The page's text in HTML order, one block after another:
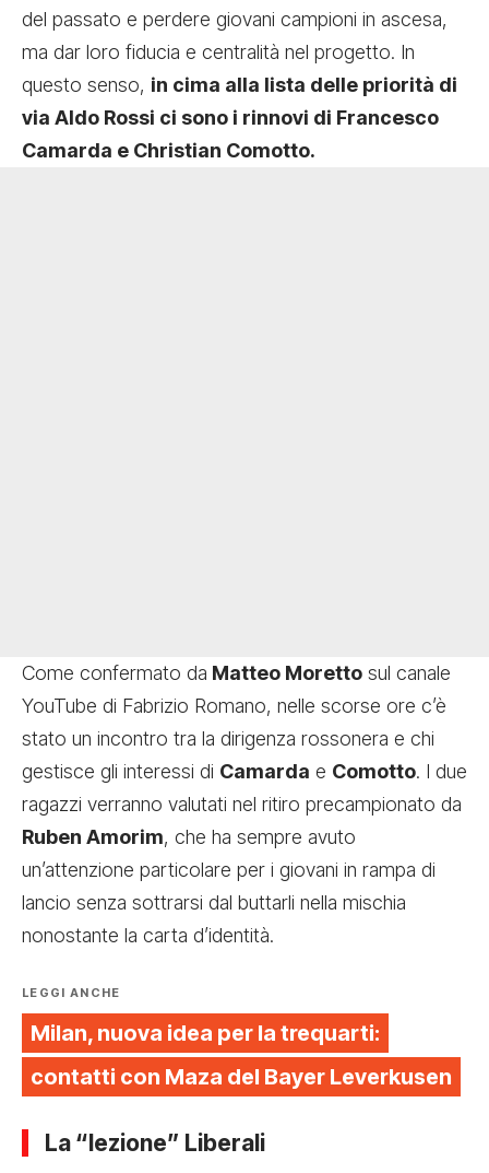
del passato e perdere giovani campioni in ascesa,
ma dar loro fiducia e centralità nel progetto. In
questo senso, in cima alla lista delle priorità di
via Aldo Rossi ci sono i rinnovi di Francesco
Camarda e Christian Comotto.
Come confermato da Matteo Moretto sul canale
YouTube di Fabrizio Romano, nelle scorse ore c’è
stato un incontro tra la dirigenza rossonera e chi
gestisce gli interessi di Camarda e Comotto. I due
ragazzi verranno valutati nel ritiro precampionato da
Ruben Amorim, che ha sempre avuto
un’attenzione particolare per i giovani in rampa di
lancio senza sottrarsi dal buttarli nella mischia
nonostante la carta d’identità.
LEGGI ANCHE
Milan, nuova idea per la trequarti:
contatti con Maza del Bayer Leverkusen
La “lezione” Liberali